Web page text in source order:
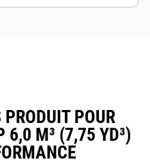
POUR
6,0 M³ (7,75 YD³)